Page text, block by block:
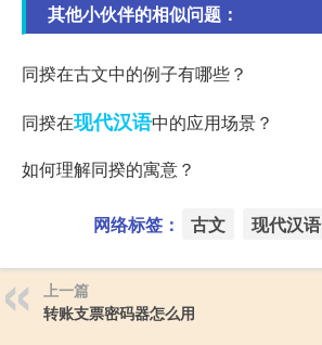
其他小伙伴的相似问题：
同揆在古文中的例子有哪些？
同揆在现代汉语中的应用场景？
如何理解同揆的寓意？
网络标签： 古文 现代汉语
上一篇
转账支票密码器怎么用